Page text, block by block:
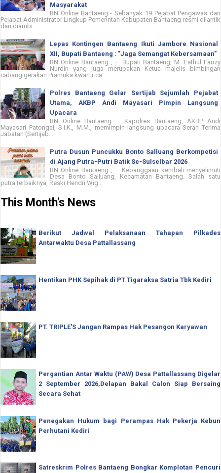
Masyarakat
BN Online Bantaeng - Sebanyak 19 Pejabat Pengawas dan
Pejabat Administrator Lingkup Pemerintah Kabupaten Bantaeng resmi dilantik
dan diambi...
Lepas Kontingen Bantaeng Ikuti Jambore Nasional
XII, Bupati Bantaeng : "Jaga Semangat Kebersamaan"
BN Online Bantaeng , – Bupati Bantaeng, M. Fathul Fauzy
Nurdin yang juga merupakan Ketua majelis bimbingan
cabang gerakan Pramuka kwartir ca...
Polres Bantaeng Gelar Sertijab Sejumlah Pejabat
Utama, AKBP Andi Mayasari Pimpin Langsung
Upacara
BN Online Bantaeng – Kapolres Bantaeng, AKBP Andi
Mayasari Patongai, S.I.K., M.M., memimpin langsung upacara Serah Terima
Jabatan (Sertijab...
Putra Dusun Puncukku Bonto Salluang Berkompetisi
di Ajang Putra-Putri Batik Se-Sulselbar 2026
BN Online Bantaeng , – Kebanggaan kembali menyelimuti
Desa Bonto Salluang, Kecamatan Bantaeng. Salah satu
putra terbaiknya, Reski Hendri Wig...
This Month's News
Berikut Jadwal Pelaksanaan Tahapan Pilkades
Antarwaktu Desa Pattallassang
Hentikan PHK Sepihak di PT Tigaraksa Satria Tbk Kediri
PT. TRIPLE'S Jangan Rampas Hak Pesangon Karyawan
Pergantian Antar Waktu (PAW) Desa Pattallassang Digelar
2 September 2026,Delapan Bakal Calon Siap Bersaing
Secara Sehat
Penegakan Hukum bagi Perampas Hak Pekerja Kebun
Perhutani Kediri
Satreskrim Polres Bantaeng Bongkar Komplotan Pencuri